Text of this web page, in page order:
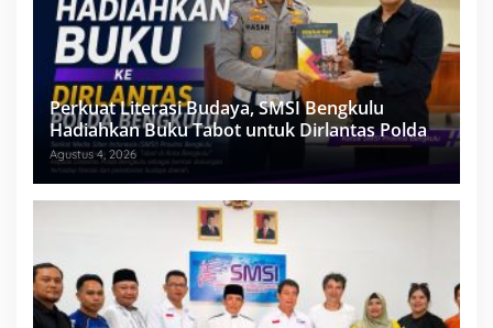
Perkuat Literasi Budaya, SMSI Bengkulu
Hadiahkan Buku Tabot untuk Dirlantas Polda
Agustus 4, 2026